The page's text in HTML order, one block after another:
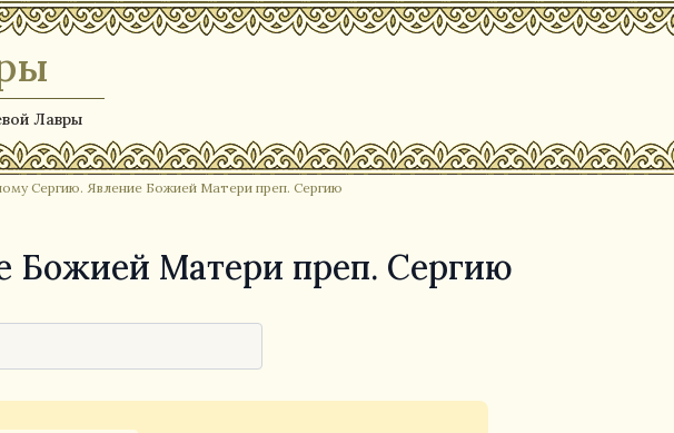
Лавры
Сергию. Явление Божией Матери преп. Сергию
Божией Матери преп. Сергию